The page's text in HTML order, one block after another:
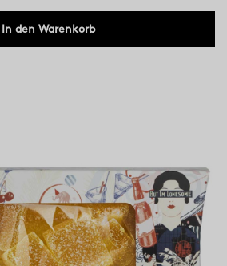
In den Warenkorb